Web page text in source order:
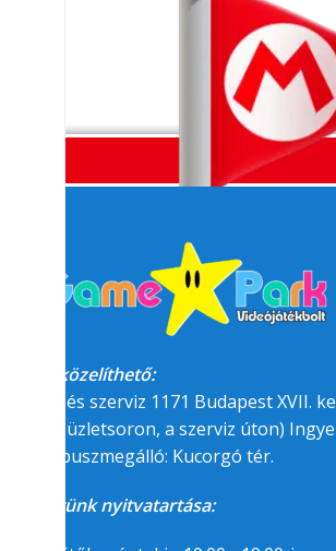
Megközelíthető:
üzlet és szerviz 1171 Budapest XVII.
felőli üzletsoron, a szerviz úton)
BKK buszmegálló: Kucorgó tér.
Üzletünk nyitvatartása: